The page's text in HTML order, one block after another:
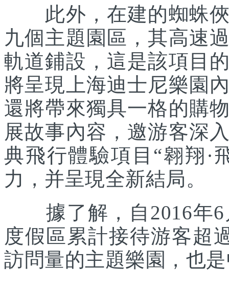
此外，在建的蜘蛛俠
九個主題園區，其高速
軌道鋪設，這是該項目
將呈現上海迪士尼樂園
還將帶來獨具一格的購
展故事內容，邀游客深
典飛行體驗項目“翱翔·
力，并呈現全新結局。
據了解，自2016年6
度假區累計接待游客超
訪問量的主題樂園，也